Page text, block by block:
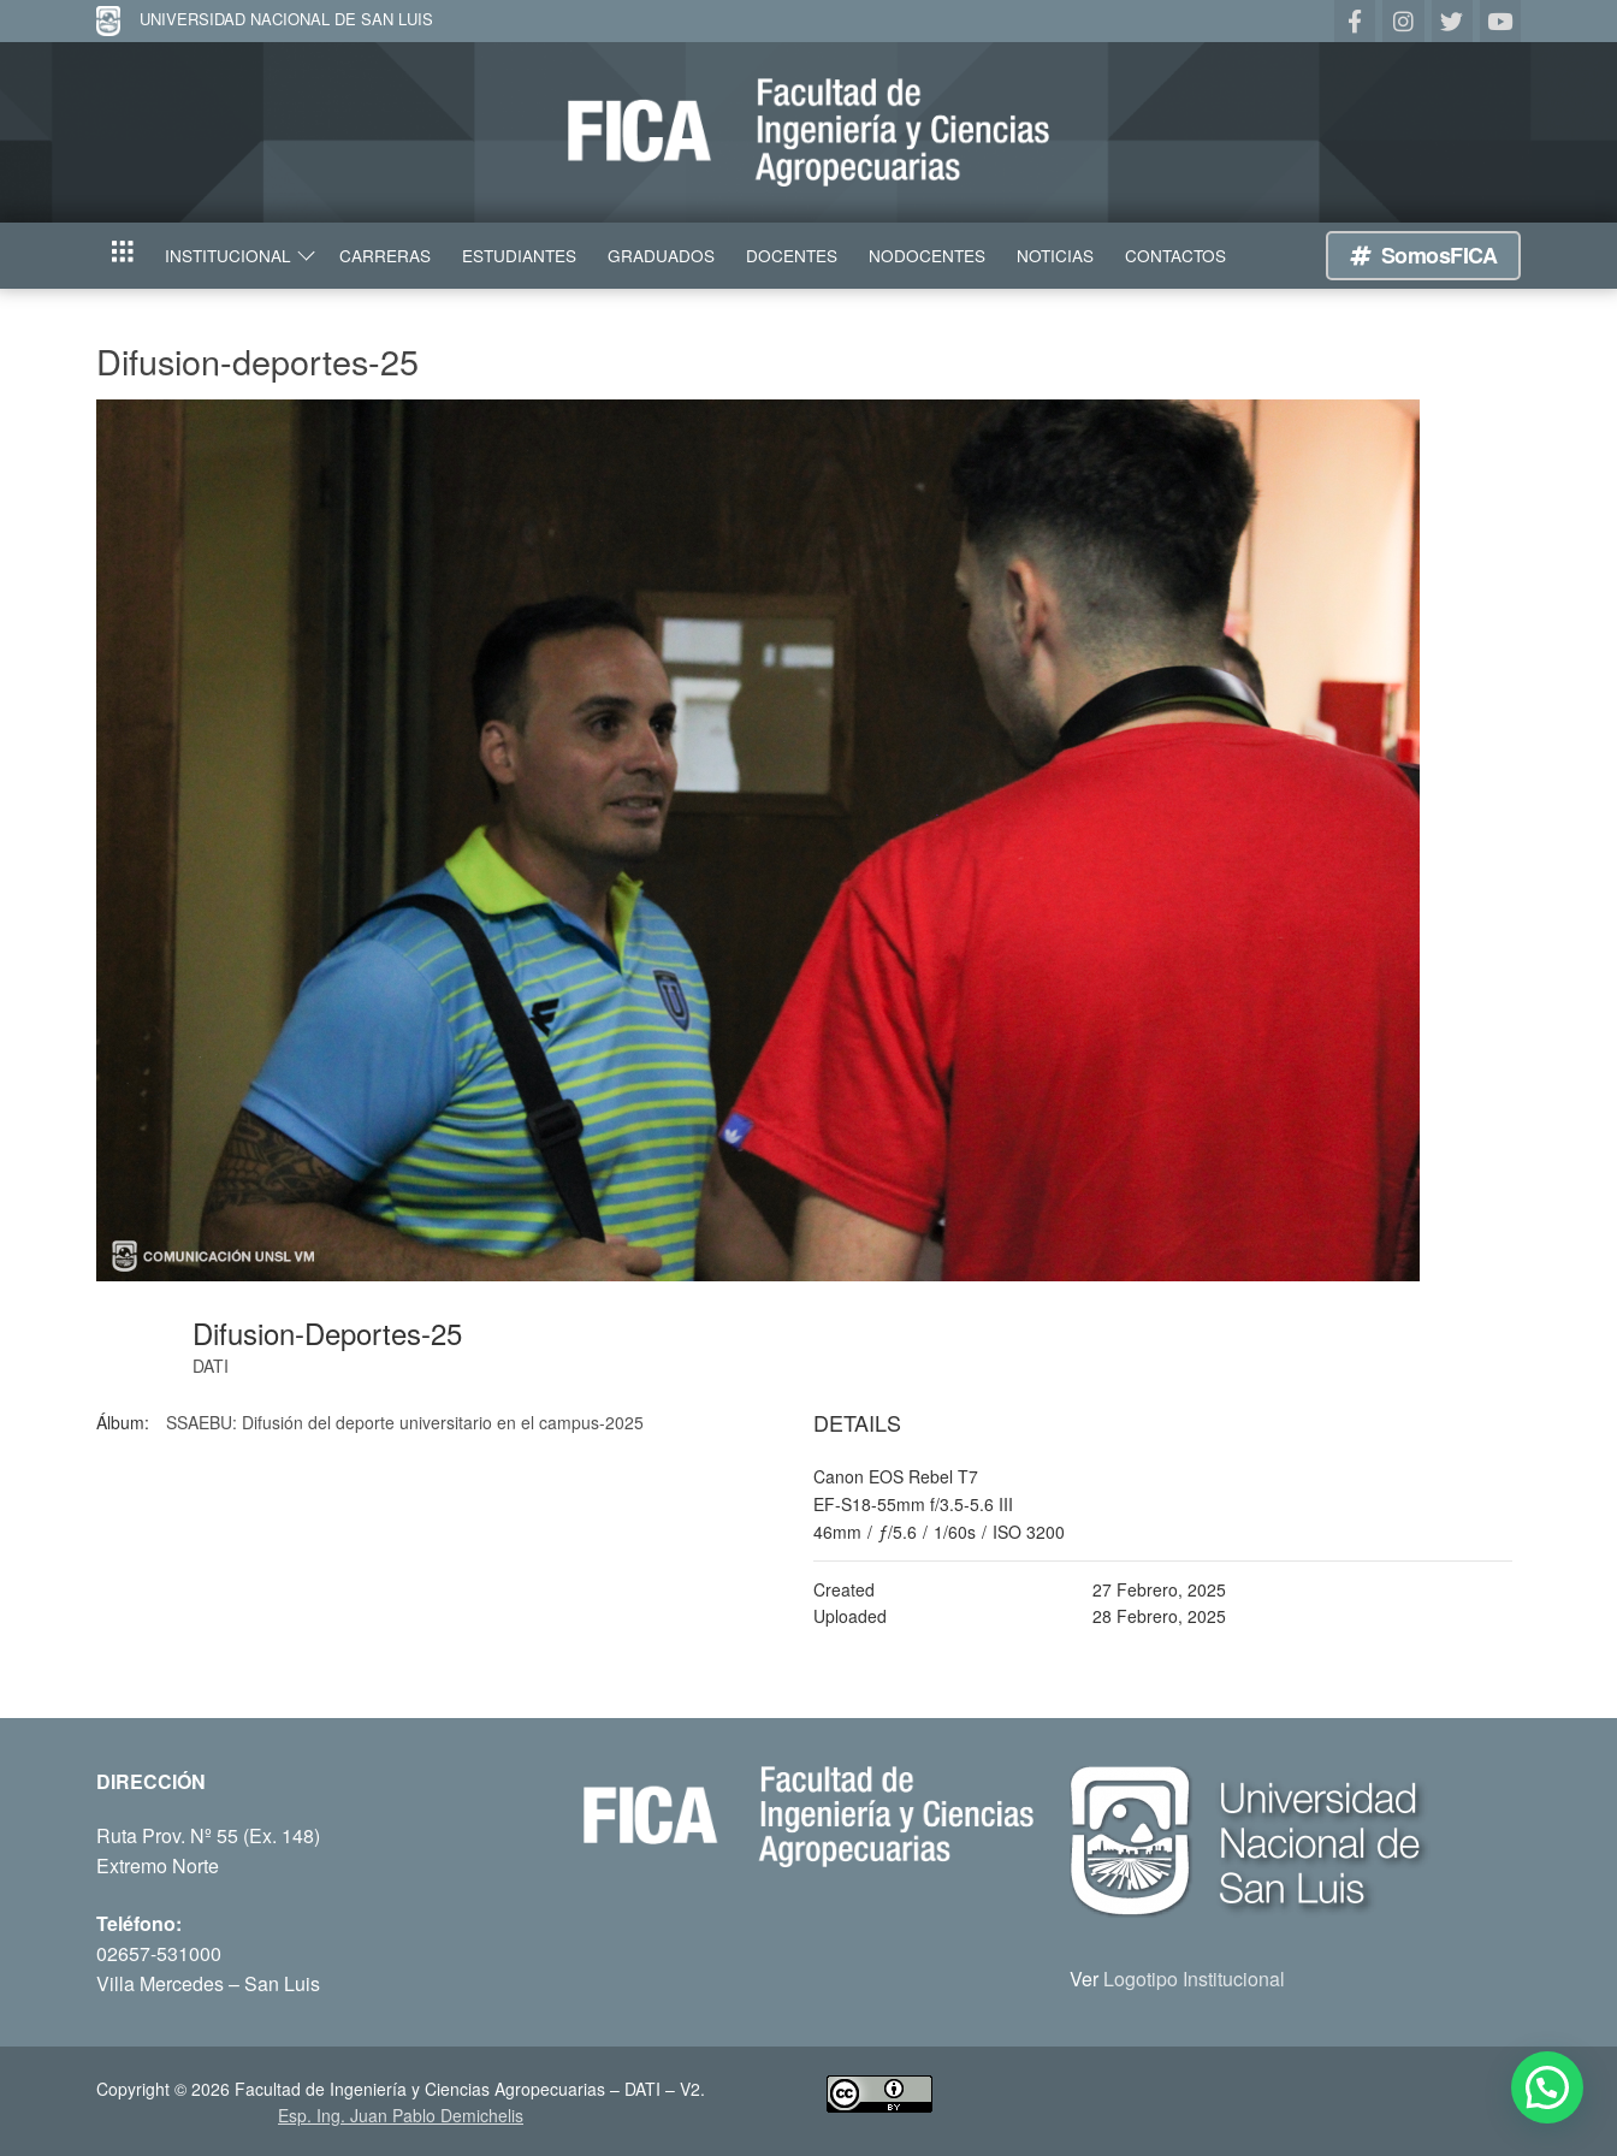
UNIVERSIDAD NACIONAL DE SAN LUIS
INICIO INSTITUCIONAL CARRERAS ESTUDIANTES GRADUADOS DOCENTES NODOCENTES NOTICIAS CONTACTOS SomosFICA
Difusion-deportes-25
Difusion-Deportes-25
DATI
Álbum: SSAEBU: Difusión del deporte universitario en el campus-2025 DETAILS
Canon EOS Rebel T7
EF-S18-55mm f/3.5-5.6 III
46mm / ƒ/5.6 / 1/60s / ISO 3200
Created
27 Febrero, 2025
Uploaded
28 Febrero, 2025
DIRECCIÓN
Ruta Prov. Nº 55 (Ex. 148)
Extremo Norte
Teléfono:
02657-531000
Villa Mercedes – San Luis
Ver Logotipo Institucional
Copyright © 2026 Facultad de Ingeniería y Ciencias Agropecuarias – DATI – V2.
Esp. Ing. Juan Pablo Demichelis